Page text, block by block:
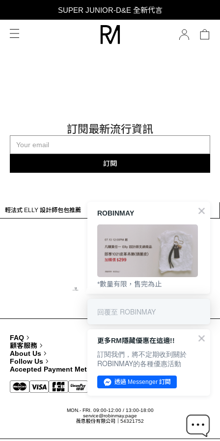
SUPER JUNIOR-D&E 全新代言
SUPER JUNIOR-D&E 全新代言
台灣限定 香膏禮盒隨贈限定香水小樣 贈完為止
訂閱最新流行資訊
訂閱
品牌小雜誌
閱讀新文章
東海＆銀赫 擔任全新RM代言人
輕法式 ELLY 設計師包包推薦
FAQ
顧客服務
About Us
Follow Us
Accepted Payment Methods
MON.- FRI. 09:00-12:00 / 13:00-18:00
service@robinmay.page
薇恩股份有限公司｜54321752
ROBINMAY
*數量有限，售完為止
回覆至 ROBINMAY
更多RM隱藏優惠在這邊!!
訂閱我們，將不定期收到關於
ROBINMAY的各種優惠活動
透過 Messenger 訂閱